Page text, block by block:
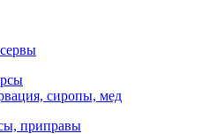
сиропы, мед
приправы